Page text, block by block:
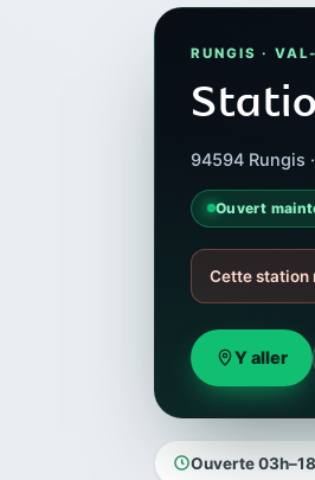
RUNGIS ·
94594 Rungis
Ouvert
Cette station
Y aller
Ouverte